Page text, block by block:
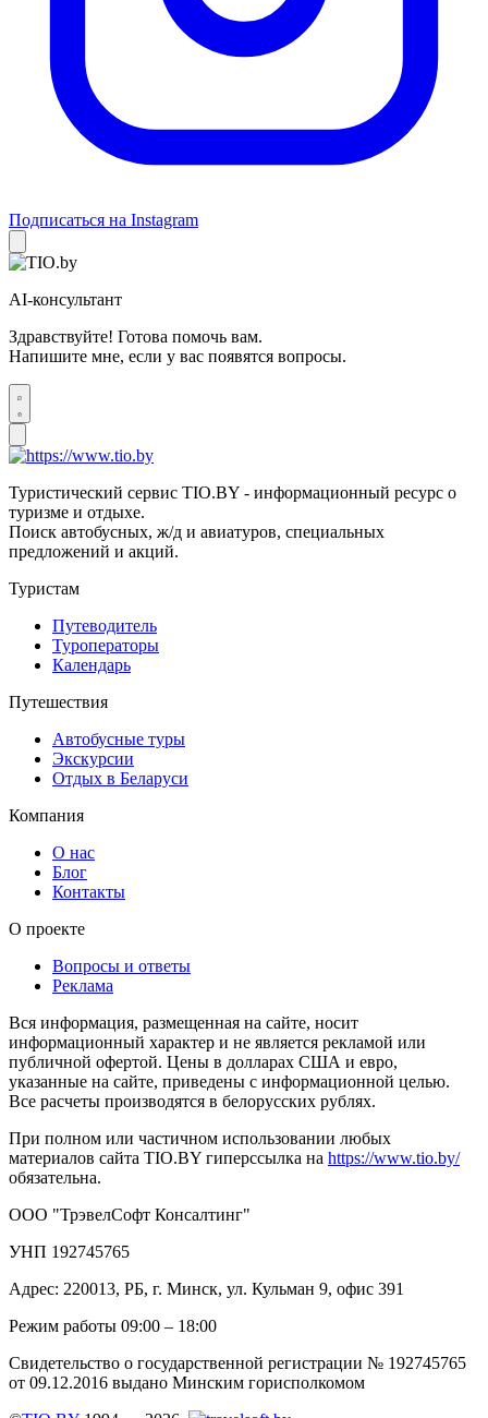
Подписаться на Instagram
AI-консультант
Здравствуйте! Готова помочь вам.
Напишите мне, если у вас появятся вопросы.
Туристический сервис TIO.BY - информационный ресурс о
туризме и отдыхе.
Поиск автобусных, ж/д и авиатуров, специальных
предложений и акций.
Туристам
Путеводитель
Туроператоры
Календарь
Путешествия
Автобусные туры
Экскурсии
Отдых в Беларуси
Компания
О нас
Блог
Контакты
О проекте
Вопросы и ответы
Реклама
Вся информация, размещенная на сайте, носит
информационный характер и не является рекламой или
публичной офертой. Цены в долларах США и евро,
указанные на сайте, приведены с информационной целью.
Все расчеты производятся в белорусских рублях.
При полном или частичном использовании любых
материалов сайта TIO.BY гиперссылка на https://www.tio.by/
обязательна.
ООО "ТрэвелСофт Консалтинг"
УНП 192745765
Адрес: 220013, РБ, г. Минск, ул. Кульман 9, офис 391
Режим работы 09:00 – 18:00
Свидетельство о государственной регистрации № 192745765
от 09.12.2016 выдано Минским горисполкомом